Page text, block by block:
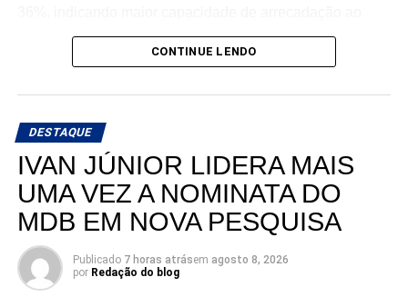
longo do exercício.
aumento das transferências de capital, especialmente
federais nessa modalidade praticamente dobraram em
relação ao ano passado, fortalecendo a capacidade
financeira da administração municipal.
Outro indicador que apresentou forte expansão foi o das
receitas intraorçamentárias, que registraram crescimento
significativo tanto na arrecadação quanto na previsão
anual.
CONTINUE LENDO
DESTAQUE
IVAN JÚNIOR LIDERA MAIS
UMA VEZ A NOMINATA DO
MDB EM NOVA PESQUISA
Publicado 7 horas atrásem agosto 8, 2026
por Redação do blog